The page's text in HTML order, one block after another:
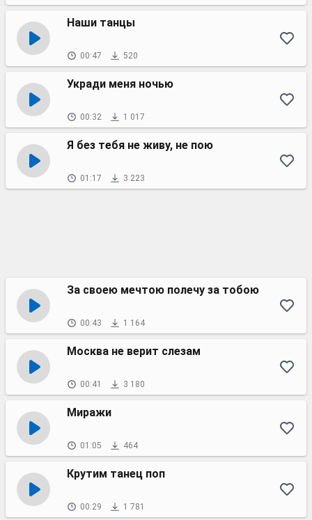
Наши танцы
00:47 520
Укради меня ночью
00:32 1 017
Я без тебя не живу, не пою
01:17 3 223
За своею мечтою полечу за тобою
00:43 1 164
Москва не верит слезам
00:41 3 180
Миражи
01:05 464
Крутим танец поп
00:29 1 781